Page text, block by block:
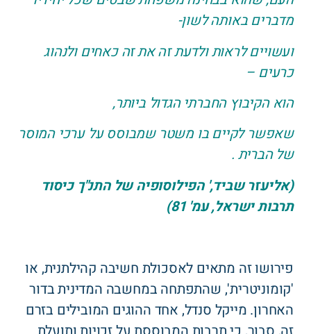
מדברים באותה לשון-
ועשויים לראות ולדעת זה את זה כאחים ולנהוג
כרעים –
הוא הקיבוץ החברתי הגדול ביותר,
שאפשר לקיים בו משטר שמבוסס על ערכי המוסר
של הברית .
(אליעזר שביד,' הפילוסופיה של התנ"ך כיסוד
תרבות ישראל, עמ' 81)
פירושו זה מתאים לאסכולת חשיבה קהילתנית, או
'קומוניטרית', שהתפתחה במחשבה המדינית בדור
האחרון. מייקל סנדל, אחד ההוגים המובילים בזרם